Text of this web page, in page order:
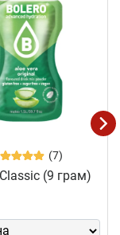
(7)
(9 грам)